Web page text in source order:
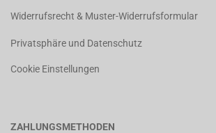
Widerrufsrecht & Muster-Widerrufsformular
Privatsphäre und Datenschutz
Cookie Einstellungen
ZAHLUNGSMETHODEN